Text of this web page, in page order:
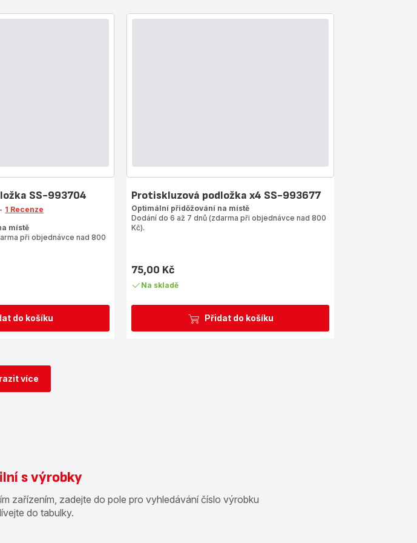
do košíku
SS-993704
1 Recenze
místě
při objednávce nad 800
Přidat do košíku
Protiskluzová podložka x4 SS-993677
Optimální přidőžování na místě
Dodání do 6 až 7 dnů (zdarma při objednávce nad 800
Kč).
Cena
75,00 Kč
Na skladě
více
s výrobky
zařízením, zadejte do pole pro vyhledávání číslo výrobku
do tabulky.